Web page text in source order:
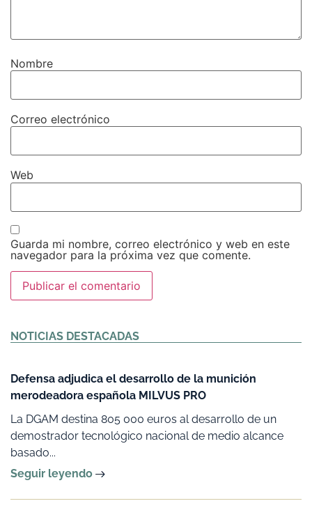
Nombre
Correo electrónico
Web
Guarda mi nombre, correo electrónico y web en este
navegador para la próxima vez que comente.
NOTICIAS DESTACADAS
Defensa adjudica el desarrollo de la munición
merodeadora española MILVUS PRO
La DGAM destina 805 000 euros al desarrollo de un
demostrador tecnológico nacional de medio alcance
basado...
Seguir leyendo